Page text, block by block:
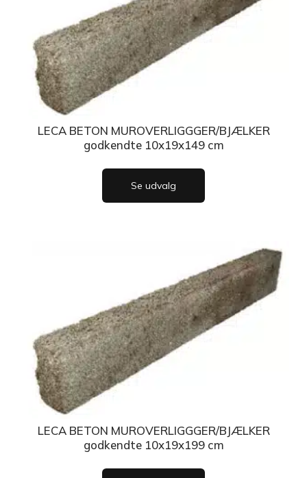
LECA BETON MUROVERLIGGGER/BJÆLKER
godkendte 10x19x149 cm
Se udvalg
LECA BETON MUROVERLIGGGER/BJÆLKER
godkendte 10x19x199 cm